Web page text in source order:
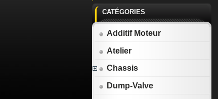
CATÉGORIES
Additif Moteur
Atelier
Chassis
Dump-Valve